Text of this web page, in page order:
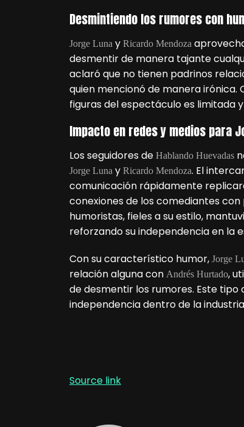
Desmintiendo los rumores con
Jorge Luna y Ricardo Mendoza
desmentir de manera tajante
aclaró que no tienen padrinos
quien mencionó de manera irónica.
figuras del espectáculo es limitada
Impacto en redes y medios para
Los seguidores de Hablando Huevadas
Jorge Luna y Ricardo Mendoza. El
comunicación rápidamente
conexiones de los comediantes con
humoristas, fieles a su estilo,
reforzando su independencia en la
Con su característico humor, Jorge
relación alguna con Andrés Hurtado,
de desmentir los rumores. Este
independencia dentro de la
Source link